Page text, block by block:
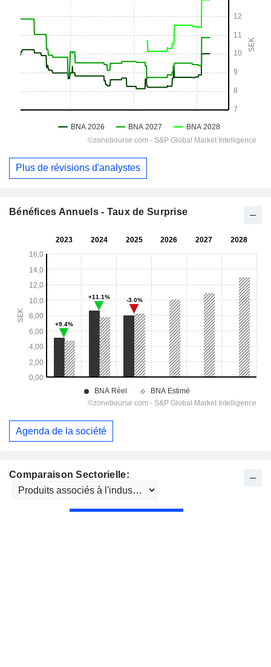
Comparaison Sectorielle:
Plus de révisions d'analystes
Bénéfices Annuels - Taux de Surprise
Agenda de la société